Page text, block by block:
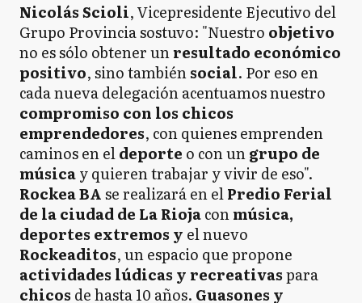
Nicolás Scioli, Vicepresidente Ejecutivo del
Grupo Provincia sostuvo: "Nuestro objetivo
no es sólo obtener unresultado económico
positivo, sino tambiénsocial. Por eso en
cada nueva delegación acentuamos nuestro
compromiso con los chicos
emprendedores, con quienes emprenden
caminos en eldeporte o con ungrupo de
músicay quieren trabajar y vivir de eso".
Rockea BAse realizará en elPredio Ferial
de la ciudad de La Riojaconmúsica,
deportes extremos y el nuevo
Rockeaditos, un espacio que propone
actividades lúdicas y recreativaspara
chicos de hasta 10 años. Guasones y